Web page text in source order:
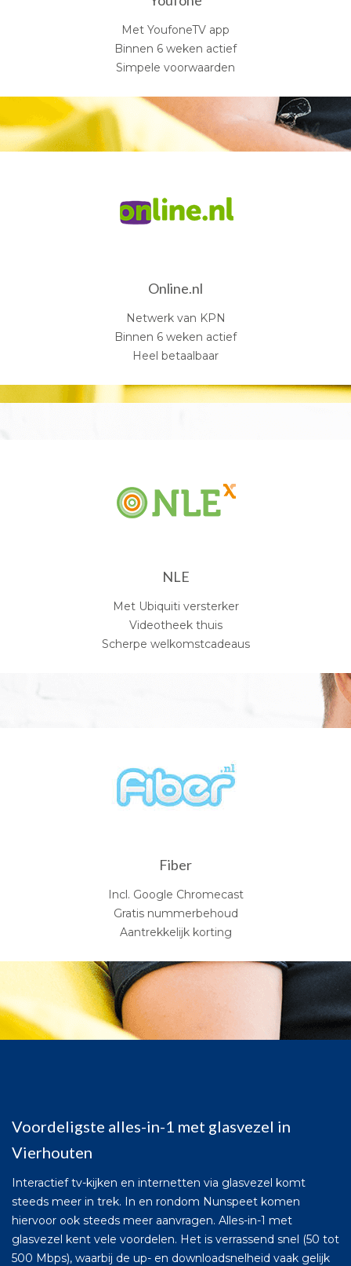
Met YoufoneTV app
Binnen 6 weken actief
Simpele voorwaarden
Online.nl
Netwerk van KPN
Binnen 6 weken actief
Heel betaalbaar
NLE
Met Ubiquiti versterker
Videotheek thuis
Scherpe welkomstcadeaus
Fiber
Incl. Google Chromecast
Gratis nummerbehoud
Aantrekkelijk korting
Voordeligste alles-in-1 met glasvezel in
Vierhouten
Interactief tv-kijken en internetten via glasvezel komt
steeds meer in trek. In en rondom Nunspeet komen
hiervoor ook steeds meer aanvragen. Alles-in-1 met
glasvezel kent vele voordelen. Het is verrassend snel (50 tot
500 Mbps), waarbij de up- en downloadsnelheid vaak gelijk